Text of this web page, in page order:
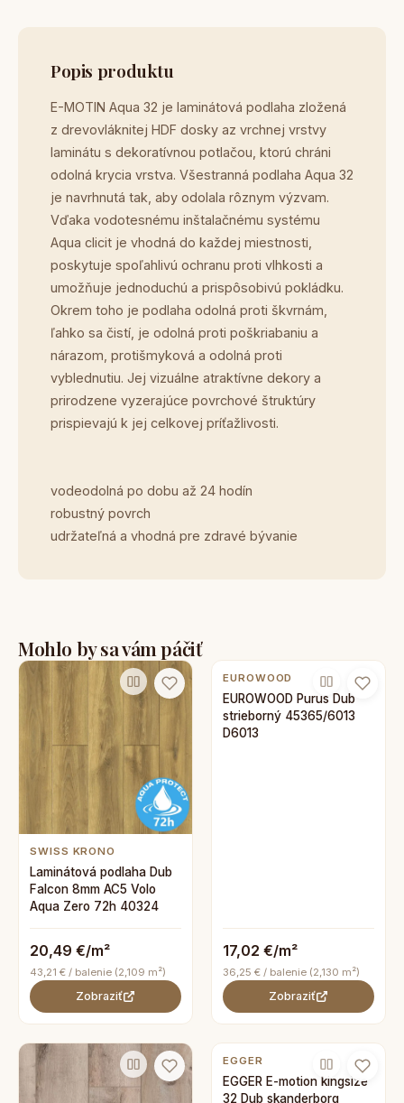
Popis produktu
E-MOTIN Aqua 32 je laminátová podlaha zložená
z drevovláknitej HDF dosky az vrchnej vrstvy
laminátu s dekoratívnou potlačou, ktorú chráni
odolná krycia vrstva. Všestranná podlaha Aqua 32
je navrhnutá tak, aby odolala rôznym výzvam.
Vďaka vodotesnému inštalačnému systému
Aqua clicit je vhodná do každej miestnosti,
poskytuje spoľahlivú ochranu proti vlhkosti a
umožňuje jednoduchú a prispôsobivú pokládku.
Okrem toho je podlaha odolná proti škvrnám,
ľahko sa čistí, je odolná proti poškriabaniu a
nárazom, protišmyková a odolná proti
vyblednutiu. Jej vizuálne atraktívne dekory a
prirodzene vyzerajúce povrchové štruktúry
prispievajú k jej celkovej príťažlivosti.
vodeodolná po dobu až 24 hodín
robustný povrch
udržateľná a vhodná pre zdravé bývanie
Mohlo by sa vám páčiť
SWISS KRONO
Laminátová podlaha Dub
Falcon 8mm AC5 Volo
Aqua Zero 72h 40324
20,49 €/m²
43,21 € / balenie (2,109 m²)
Zobraziť
EUROWOOD
EUROWOOD Purus Dub
strieborný 45365/6013
D6013
17,02 €/m²
36,25 € / balenie (2,130 m²)
Zobraziť
EGGER
EGGER E-motion kingsize
32 Dub skanderborg